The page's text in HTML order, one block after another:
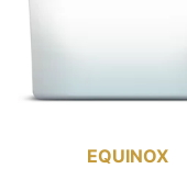
EQUINOX